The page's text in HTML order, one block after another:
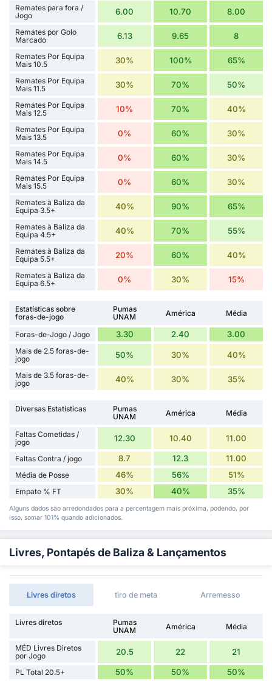
Remates para fora /
Jogo
6.00 10.70 8.00
Remates por Golo
Marcado
6.13 9.65 8
Remates Por Equipa
Mais 10.5
30% 100% 65%
Remates Por Equipa
Mais 11.5
30% 70% 50%
Remates Por Equipa
Mais 12.5
10% 70% 40%
Remates Por Equipa
Mais 13.5
0% 60% 30%
Remates Por Equipa
Mais 14.5
0% 60% 30%
Remates Por Equipa
Mais 15.5
0% 60% 30%
Remates à Baliza da
Equipa 3.5+
40% 90% 65%
Remates à Baliza da
Equipa 4.5+
40% 70% 55%
Remates à Baliza da
Equipa 5.5+
20% 60% 40%
Remates à Baliza da
Equipa 6.5+
0% 30% 15%
Estatísticas sobre
foras-de-jogo
Pumas
UNAM
América Média
Foras-de-Jogo / Jogo 3.30 2.40 3.00
Mais de 2.5 foras-de-
jogo
50% 30% 40%
Mais de 3.5 foras-de-
jogo
40% 30% 35%
Diversas Estatísticas
Pumas
UNAM
América Média
Faltas Cometidas /
jogo
12.30 10.40 11.00
Faltas Contra / jogo 8.7 12.3 11.00
Média de Posse 46% 56% 51%
Empate % FT 30% 40% 35%
Alguns dados são arredondados para a percentagem mais próxima, podendo, por
isso, somar 101% quando adicionados.
Livres, Pontapés de Baliza & Lançamentos
Livres diretos tiro de meta Arremesso
Livres diretos
Pumas
UNAM
América Média
MÉD Livres Diretos
por Jogo
20.5 22 21
PL Total 20.5+ 50% 50% 50%